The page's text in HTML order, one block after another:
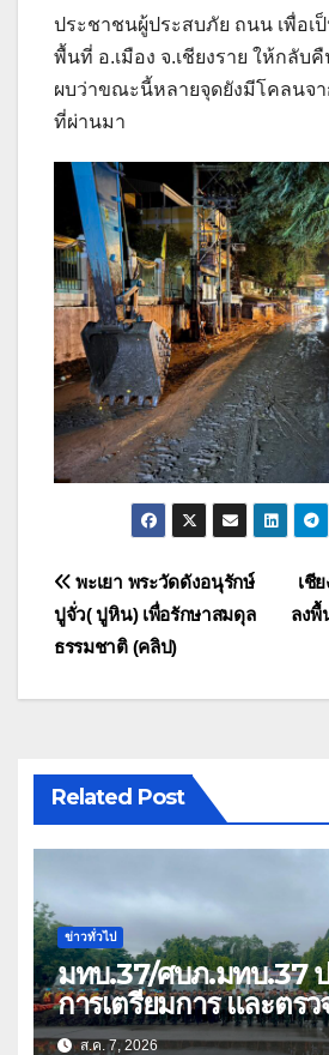
ประชาชนผู้ประสบภัย ถนน เพื่อเ
พื้นที่ อ.เมือง จ.เชียงราย ให้กลับ
ผบว่าขณะนี้หลายจุดยังมีโคลนจ
ที่ผ่านมา
แนะแนว
เรื่อง
เชี
ลง
พะเยา พระวัดดังอนุรักษ์
ปูจั่ว( ปูหิน) เพื่อรักษาสมดุล
ธรรมชาติ (คลิป)
Related Post
ข่าวทั่วไป
มทบ.37/ศบภ.มทบ.37
การเตรียมการ และตร
ด้านการบรรเทาสาธา
ส.ค. 7, 2026